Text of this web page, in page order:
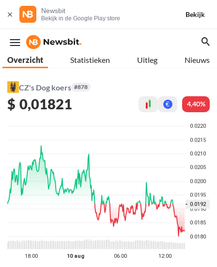
Newsbit
Bekijk in de Google Play store
Bekijk
Overzicht Statistieken Uitleg Nieuws
CZ's Dog koers #878
$ 0,01821 € 4,40%